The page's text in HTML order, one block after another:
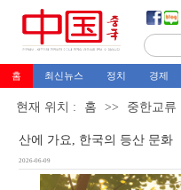
홈 최신뉴스 정치 경제
현재 위치 : 홈 >> 중한교류
산에 가요, 한국의 등산 문화
2026-06-09